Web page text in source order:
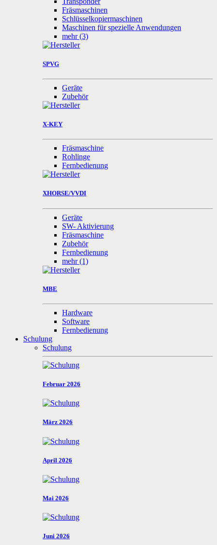
Fräsmaschinen
Schlüsselkopiermaschinen
Maschinen für spezielle Anwendungen
mehr(3)
SPVG
Geräte
Zubehör
X-KEY
Fräsmaschine
Rohlinge
Fernbedienung
XHORSE/VVDI
Geräte
SW- Aktivierung
Fräsmaschine
Zubehör
Fernbedienung
mehr(1)
MBE
Hardware
Software
Fernbedienung
Schulung
Schulung
Februar 2026
März 2026
April 2026
Mai 2026
Juni 2026